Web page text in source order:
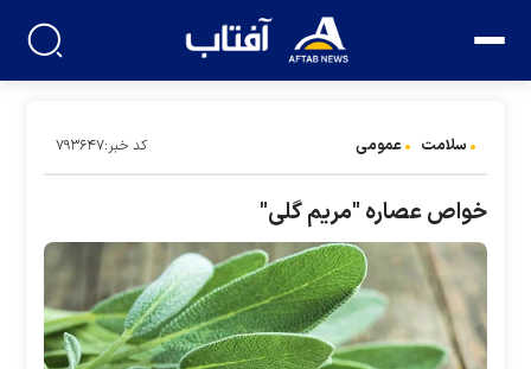
سلامت عمومی کد خبر:۷۹۳۶۴۷
خواص عصاره "مریم گلی"